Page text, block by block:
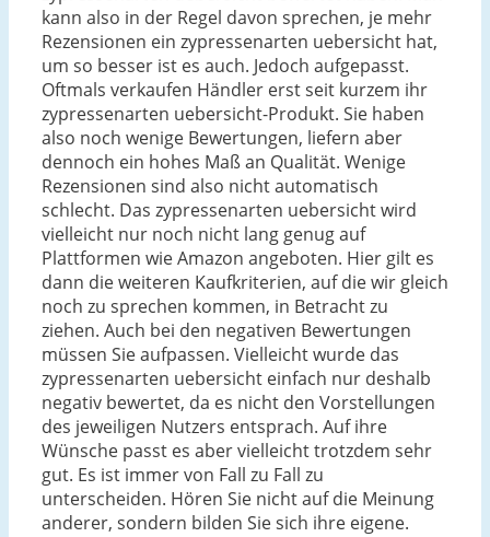
kann also in der Regel davon sprechen, je mehr
Rezensionen ein zypressenarten uebersicht hat,
um so besser ist es auch. Jedoch aufgepasst.
Oftmals verkaufen Händler erst seit kurzem ihr
zypressenarten uebersicht-Produkt. Sie haben
also noch wenige Bewertungen, liefern aber
dennoch ein hohes Maß an Qualität. Wenige
Rezensionen sind also nicht automatisch
schlecht. Das zypressenarten uebersicht wird
vielleicht nur noch nicht lang genug auf
Plattformen wie Amazon angeboten. Hier gilt es
dann die weiteren Kaufkriterien, auf die wir gleich
noch zu sprechen kommen, in Betracht zu
ziehen. Auch bei den negativen Bewertungen
müssen Sie aufpassen. Vielleicht wurde das
zypressenarten uebersicht einfach nur deshalb
negativ bewertet, da es nicht den Vorstellungen
des jeweiligen Nutzers entsprach. Auf ihre
Wünsche passt es aber vielleicht trotzdem sehr
gut. Es ist immer von Fall zu Fall zu
unterscheiden. Hören Sie nicht auf die Meinung
anderer, sondern bilden Sie sich ihre eigene.